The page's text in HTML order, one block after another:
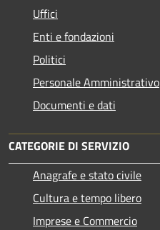
Uffici
Enti e fondazioni
Politici
Personale Amministrativo
Documenti e dati
CATEGORIE DI SERVIZIO
Anagrafe e stato civile
Cultura e tempo libero
Imprese e Commercio